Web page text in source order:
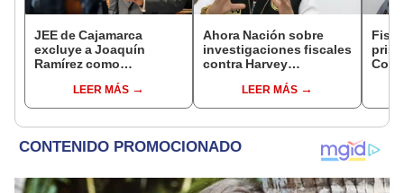
JEE de Cajamarca
excluye a Joaquín
Ramírez como
regional por ocultar
sentencia
LEER MÁS
Ahora Nación sobre
investigaciones fiscales
contra Harvey
Público no puede ser
utilizado políticamente"
LEER MÁS